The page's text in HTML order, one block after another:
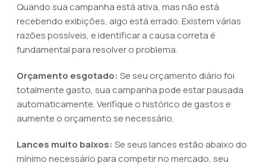
Quando sua campanha está ativa, mas não está
recebendo exibições, algo está errado. Existem várias
razões possíveis, e identificar a causa correta é
fundamental para resolver o problema.
Orçamento esgotado: Se seu orçamento diário foi
totalmente gasto, sua campanha pode estar pausada
automaticamente. Verifique o histórico de gastos e
aumente o orçamento se necessário.
Lances muito baixos: Se seus lances estão abaixo do
mínimo necessário para competir no mercado, seu